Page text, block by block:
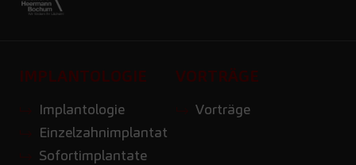
IMPLANTOLOGIE
Implantologie
Einzelzahnimplantat
Sofortimplantate
VORTRÄGE
Vorträge